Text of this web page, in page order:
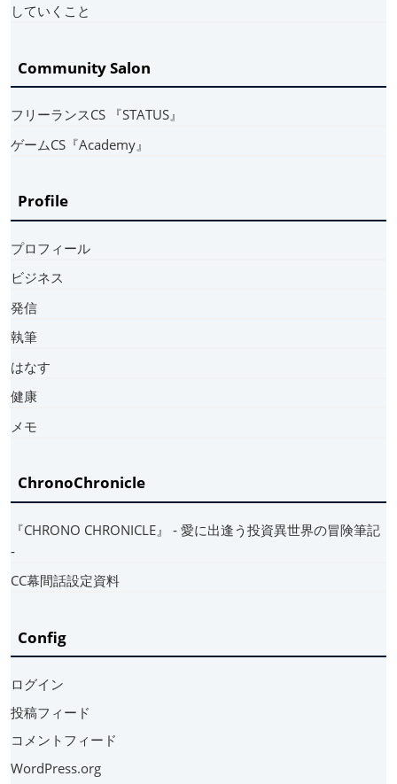
していくこと
Community Salon
フリーランスCS 『STATUS』
ゲームCS『Academy』
Profile
プロフィール
ビジネス
発信
執筆
はなす
健康
メモ
ChronoChronicle
『CHRONO CHRONICLE』 ‐ 愛に出逢う投資異世界の冒険筆記
‐
CC幕間話設定資料
Config
ログイン
投稿フィード
コメントフィード
WordPress.org